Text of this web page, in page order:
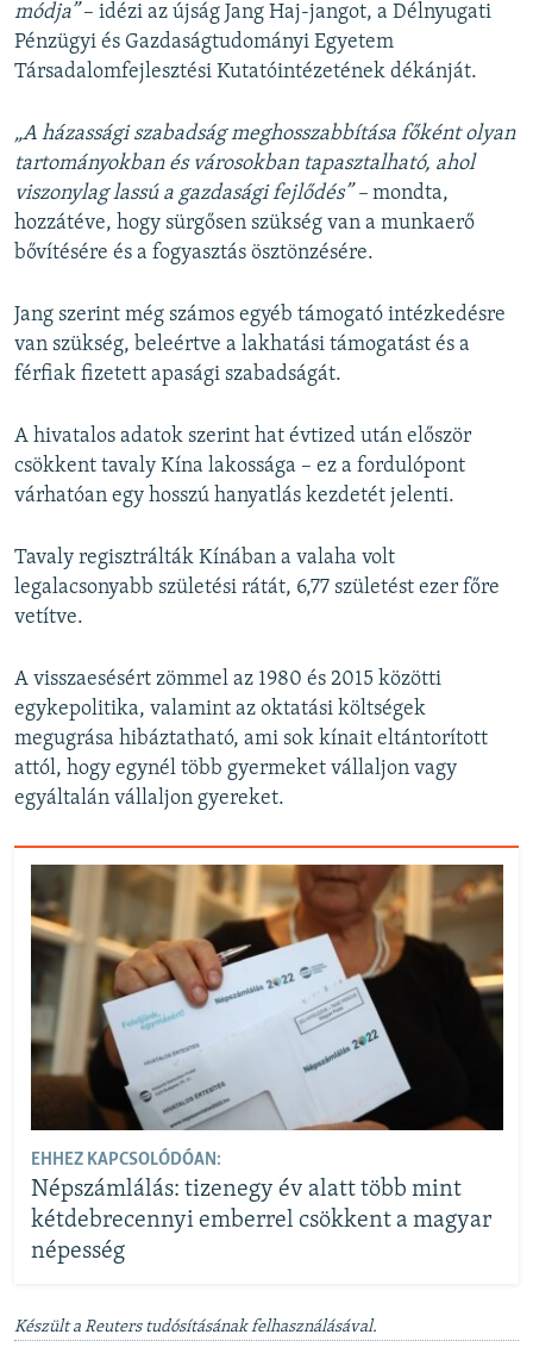
módja”– idézi az újság Jang Haj-jangot, a Délnyugati
Pénzügyi és Gazdaságtudományi Egyetem
Társadalomfejlesztési Kutatóintézetének dékánját.
„A házassági szabadság meghosszabbítása főként olyan
tartományokban és városokban tapasztalható, ahol
viszonylag lassú a gazdasági fejlődés” – mondta,
hozzátéve, hogy sürgősen szükség van a munkaerő
bővítésére és a fogyasztás ösztönzésére.
Jang szerint még számos egyéb támogató intézkedésre
van szükség, beleértve a lakhatási támogatást és a
férfiak fizetett apasági szabadságát.
A hivatalos adatok szerint hat évtized után először
csökkent tavaly Kína lakossága – ez a fordulópont
várhatóan egy hosszú hanyatlás kezdetét jelenti.
Tavaly regisztrálták Kínában a valaha volt
legalacsonyabb születési rátát, 6,77 születést ezer főre
vetítve.
A visszaesésért zömmel az 1980 és 2015 közötti
egykepolitika, valamint az oktatási költségek
megugrása hibáztatható, ami sok kínait eltántorított
attól, hogy egynél több gyermeket vállaljon vagy
egyáltalán vállaljon gyereket.
EHHEZ KAPCSOLÓDÓAN:
Népszámlálás: tizenegy év alatt több mint
kétdebrecennyi emberrel csökkent a magyar
népesség
Készült a Reuters tudósításának felhasználásával.